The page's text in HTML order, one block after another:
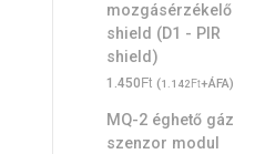
mozgásérzékelő
shield (D1 - PIR
shield)
1.450Ft (1.142Ft+ÁFA)
MQ-2 éghető gáz
szenzor modul